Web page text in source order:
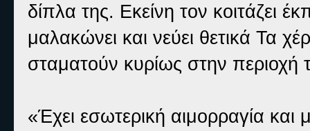
δίπλα της. Εκείνη τον κοιτάζει
μαλακώνει και νεύει θετικά Τα
σταματούν κυρίως στην περιοχή
«Έχει εσωτερική αιμορραγία